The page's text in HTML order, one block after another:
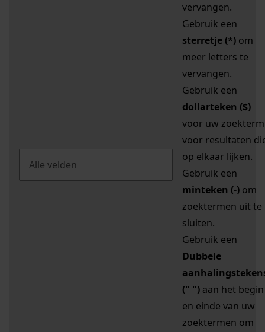
vervangen.
Gebruik een
sterretje (*) om
meer letters te
vervangen.
Gebruik een
dollarteken ($)
voor uw zoekterm
voor resultaten
op elkaar lijken.
Gebruik een
minteken (-) om
zoektermen uit te
sluiten.
Gebruik een
Dubbele
(" ") aan het begin
en einde van uw
zoektermen om